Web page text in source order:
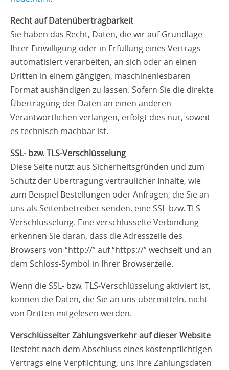
Recht auf Datenübertragbarkeit
Sie haben das Recht, Daten, die wir auf Grundlage
Ihrer Einwilligung oder in Erfüllung eines Vertrags
automatisiert verarbeiten, an sich oder an einen
Dritten in einem gängigen, maschinenlesbaren
Format aushändigen zu lassen. Sofern Sie die direkte
Übertragung der Daten an einen anderen
Verantwortlichen verlangen, erfolgt dies nur, soweit
es technisch machbar ist.
SSL- bzw. TLS-Verschlüsselung
Diese Seite nutzt aus Sicherheitsgründen und zum
Schutz der Übertragung vertraulicher Inhalte, wie
zum Beispiel Bestellungen oder Anfragen, die Sie an
uns als Seitenbetreiber senden, eine SSL-bzw. TLS-
Verschlüsselung. Eine verschlüsselte Verbindung
erkennen Sie daran, dass die Adresszeile des
Browsers von “http://” auf “https://” wechselt und an
dem Schloss-Symbol in Ihrer Browserzeile.
Wenn die SSL- bzw. TLS-Verschlüsselung aktiviert ist,
können die Daten, die Sie an uns übermitteln, nicht
von Dritten mitgelesen werden.
Verschlüsselter Zahlungsverkehr auf dieser Website
Besteht nach dem Abschluss eines kostenpflichtigen
Vertrags eine Verpflichtung, uns Ihre Zahlungsdaten